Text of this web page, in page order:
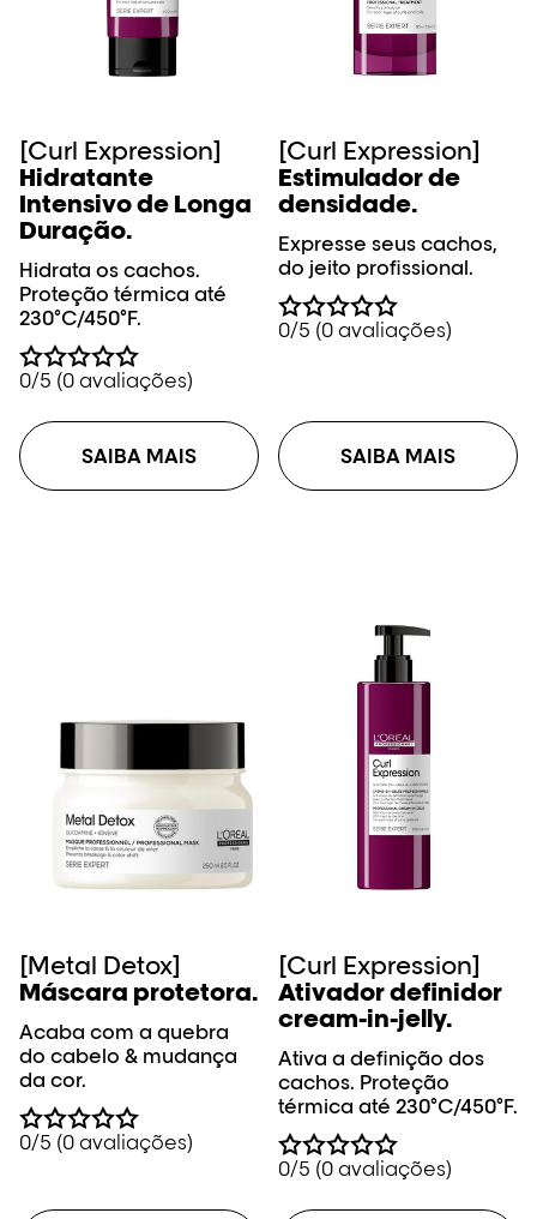
[Curl Expression]
Hidratante
Intensivo de Longa
Duração​.
Hidrata os cachos.
Proteção térmica até
230°C/450°F.
0/5 (0 avaliações)
SAIBA MAIS
[Curl Expression]
Estimulador de
densidade.
Expresse seus cachos,
do jeito profissional.
0/5 (0 avaliações)
SAIBA MAIS
[Metal Detox]
Máscara protetora.
Acaba com a quebra
do cabelo & mudança
da cor.
0/5 (0 avaliações)
[Curl Expression]
Ativador definidor
cream-in-jelly.
Ativa a definição dos
cachos. Proteção
térmica até 230°C/450°F.
0/5 (0 avaliações)